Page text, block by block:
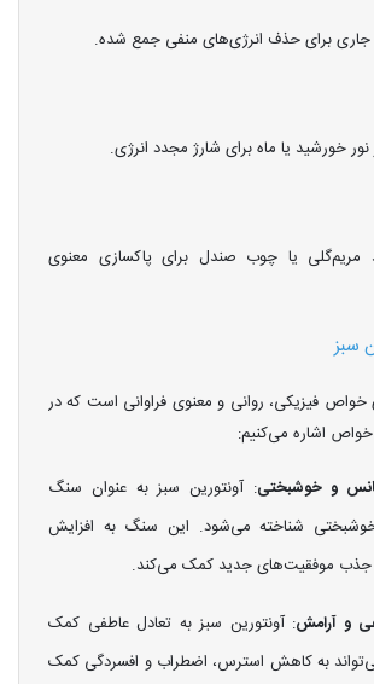
برای حذف انرژی‌های منفی جمع شده.
خورشید یا ماه برای شارژ مجدد انرژی.
مریم‌گلی یا چوب صندل برای پاکسازی معنوی
سبز
خواص فیزیکی، روانی و معنوی فراوانی است که در
خواص اشاره می‌کنیم:
و خوشبختی: آونتورین سبز به عنوان سنگ
شناخته می‌شود. این سنگ به افزایش
موفقیت‌های جدید کمک می‌کند.
و آرامش: آونتورین سبز به تعادل عاطفی کمک
به کاهش استرس، اضطراب و افسردگی کمک